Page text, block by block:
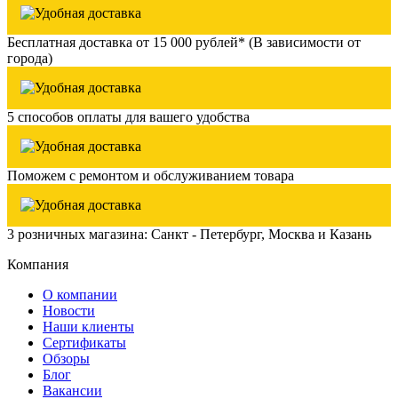
Бесплатная доставка от 15 000 рублей* (В зависимости от
города)
5 способов оплаты для вашего удобства
Поможем с ремонтом и обслуживанием товара
3 розничных магазина: Санкт - Петербург, Москва и Казань
Компания
О компании
Новости
Наши клиенты
Сертификаты
Обзоры
Блог
Вакансии